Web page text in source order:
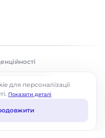
для персоналізації
Показати деталі